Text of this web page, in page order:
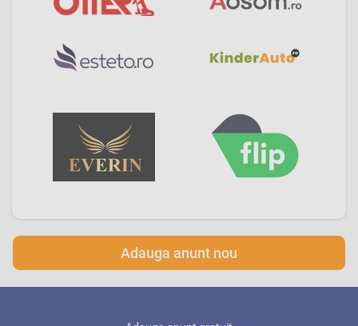
Adauga anunt nou